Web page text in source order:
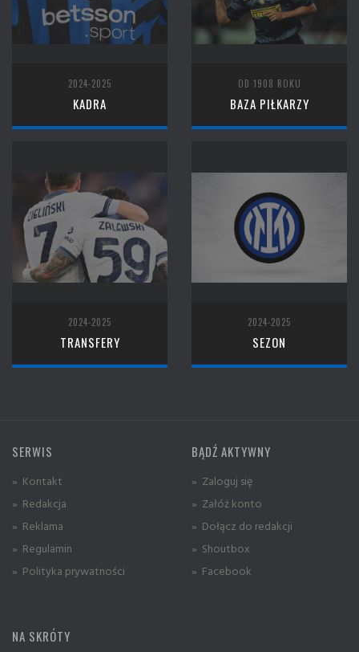
2024-2025
KADRA
OD 1908 ROKU
BAZA PIŁKARZY
2024-2025
TRANSFERY
2024-2025
SEZON
SERWIS
» Kontakt
» Redakcja
» Reklama
» Regulamin
» Polityka prywatności
BĄDŹ AKTYWNY
» Zaloguj się
» Załóż konto
» Dołącz do redakcji
» Shoutbox
» Facebook
NA SKRÓTY